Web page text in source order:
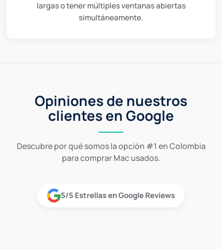
largas o tener múltiples ventanas abiertas
simultáneamente.
Opiniones de nuestros
clientes en Google
Descubre por qué somos la opción #1 en Colombia
para comprar Mac usados.
5/5 Estrellas en Google Reviews